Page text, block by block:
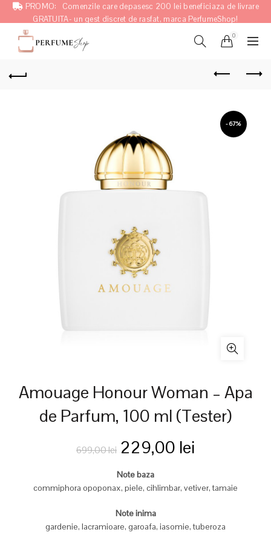
PROMO:
Comenzile care depasesc 200 lei beneficiaza de livrare
GRATUITA- un gest discret de rasfat, marca PerfumeShop!
0
-67%
Amouage Honour Woman – Apa
de Parfum, 100 ml (Tester)
699,00lei Prețul
inițial
fost:
229,00 lei
229,00
Note baza
commiphora opoponax, piele, cihlimbar, vetiver, tamaie
Note inima
gardenie, lacramioare, garoafa, iasomie, tuberoza